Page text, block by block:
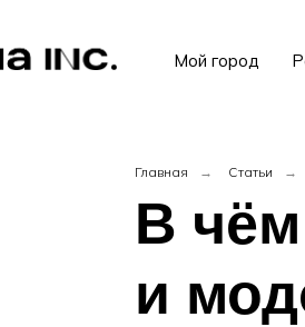
Мой город
Главная → Статьи →
В
и